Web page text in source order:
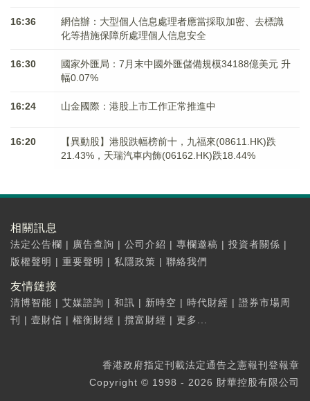
16:36
網信辦：大型個人信息處理者應當採取加密、去標識
化等措施保障所處理個人信息安全
16:30
國家外匯局：7月末中國外匯儲備規模34188億美元 升
幅0.07%
16:24 山金國際：港股上市工作正常推進中
16:20
【異動股】港股跌幅榜前十，九福來(08611.HK)跌
21.43%，天瑞汽車内飾(06162.HK)跌18.44%
相關訊息
法定公告欄 | 廣告查詢 | 公司介紹 | 專欄邀稿 | 投資者關係 |
版權聲明 | 重要聲明 | 私隱政策 | 聯絡我們
友情鏈接
清博智能 | 艾媒諮詢 | 和訊 | 新時空 | 時代財經 | 證券市場周
刊
| 壹財信 | 權衡財經 | 攬富財經 | 更多...
香港政府指定刊載法定通告之憲報刊登報章
Copyright © 1998 - 2026 財華控股有限公司